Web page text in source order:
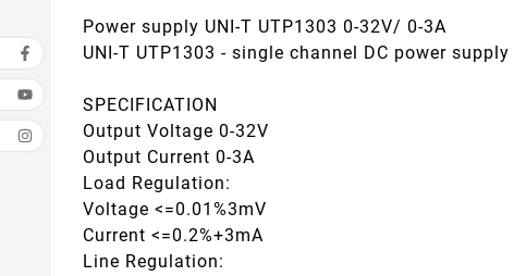
Power supply UNI-T UTP1303 0-32V/ 0-3A
UNI-T UTP1303 - single channel DC power supply
SPECIFICATION
Output Voltage 0-32V
Output Current 0-3A
Load Regulation:
Voltage <=0.01%3mV
Current <=0.2%+3mA
Line Regulation: